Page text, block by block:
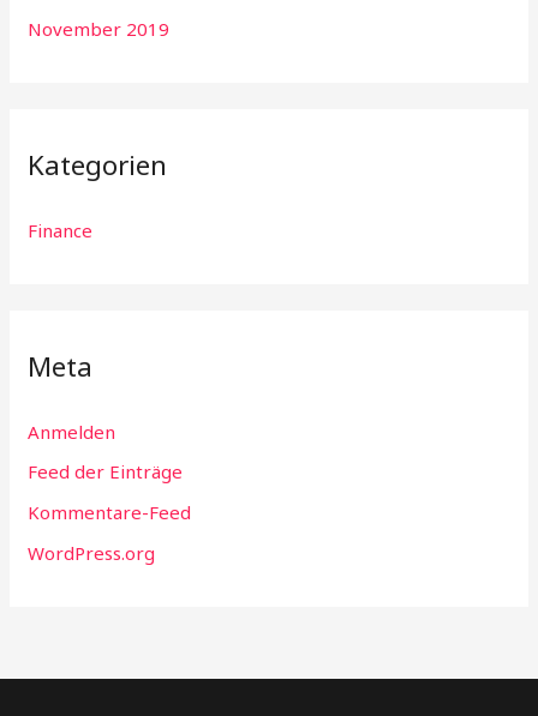
November 2019
Kategorien
Finance
Meta
Anmelden
Feed der Einträge
Kommentare-Feed
WordPress.org